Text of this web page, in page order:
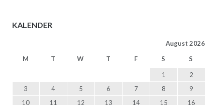
KALENDER
August 2026
M T W T F S S
1
2
3
4 5 6 7 8
9
10
11 12 13 14 15 16